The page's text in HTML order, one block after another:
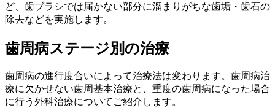
ど、歯ブラシでは届かない部分に溜まりがちな歯垢・歯石の
除去などを実施します。
歯周病ステージ別の治療
歯周病の進行度合いによって治療法は変わります。歯周病治
療に欠かせない歯周基本治療と、重度の歯周病になった場合
に行う外科治療についてご紹介します。